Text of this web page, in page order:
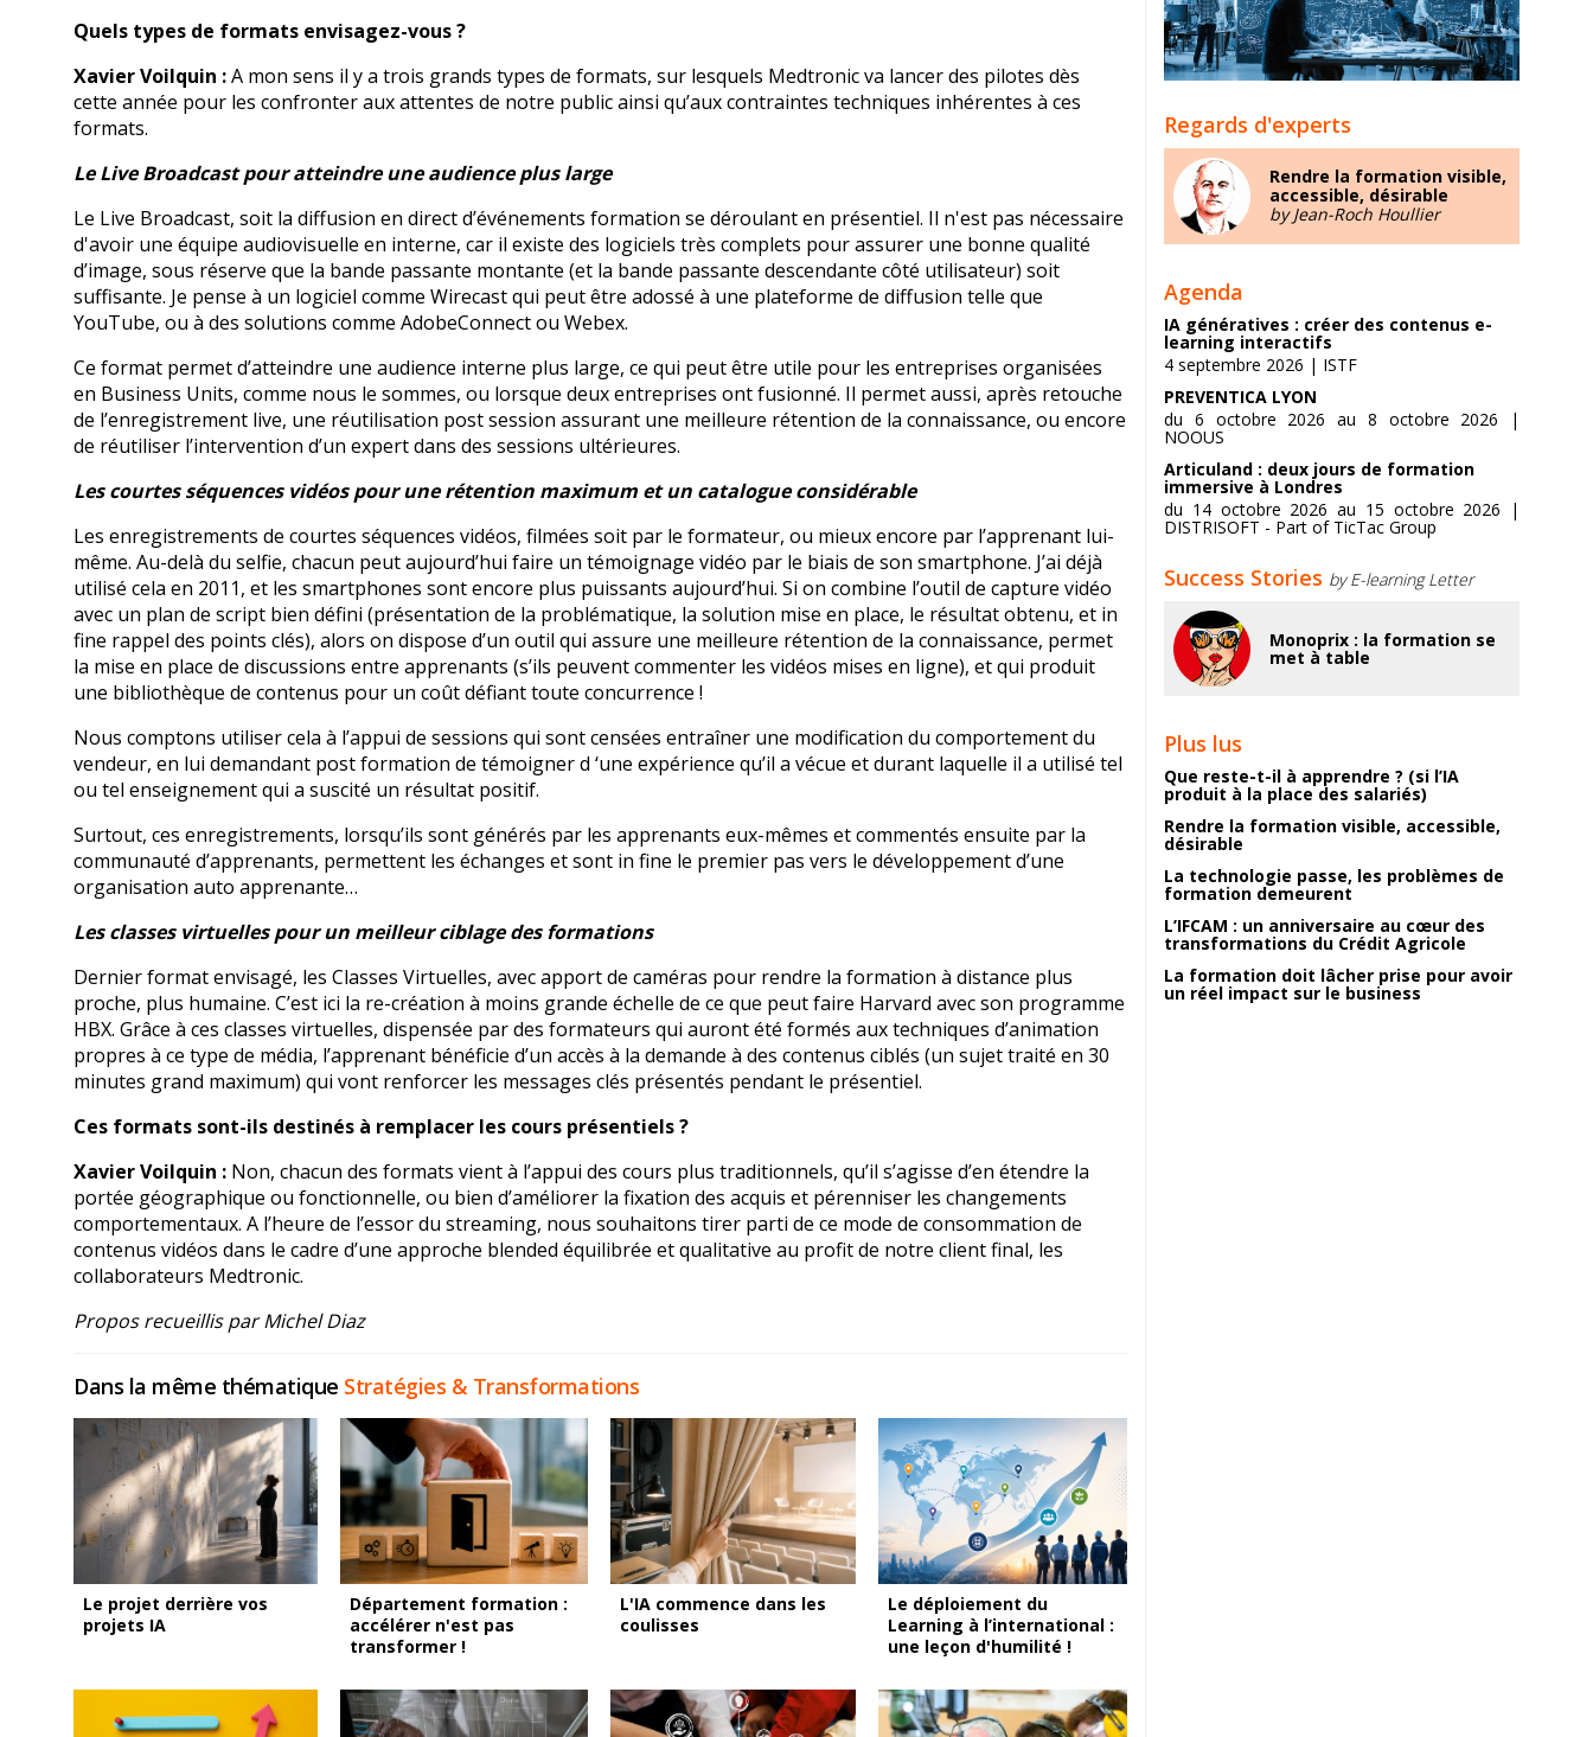
Quels types de formats envisagez-vous ?
Xavier Voilquin :A mon sens il y a trois grands types de formats, sur lesquels Medtronic va lancer des pilotes dès
cette année pour les confronter aux attentes de notre public ainsi qu’aux contraintes techniques inhérentes à ces
formats.
Le Live Broadcast pour atteindre une audience plus large
Le Live Broadcast, soit la diffusion en direct d’événements formation se déroulant en présentiel. Il n'est pas nécessaire
d'avoir une équipe audiovisuelle en interne, car il existe des logiciels très complets pour assurer une bonne qualité
d’image, sous réserve que la bande passante montante (et la bande passante descendante côté utilisateur) soit
suffisante. Je pense à un logiciel comme Wirecast qui peut être adossé à une plateforme de diffusion telle que
YouTube, ou à des solutions comme AdobeConnect ou Webex.
Ce format permet d’atteindre une audience interne plus large, ce qui peut être utile pour les entreprises organisées
en Business Units, comme nous le sommes, ou lorsque deux entreprises ont fusionné. Il permet aussi, après retouche
de l’enregistrement live, une réutilisation post session assurant une meilleure rétention de la connaissance, ou encore
de réutiliser l’intervention d’un expert dans des sessions ultérieures.
Les courtes séquences vidéos pour une rétention maximum et un catalogue considérable
Les enregistrements de courtes séquences vidéos, filmées soit par le formateur, ou mieux encore par l’apprenant lui-
même. Au-delà du selfie, chacun peut aujourd’hui faire un témoignage vidéo par le biais de son smartphone. J’ai déjà
utilisé cela en 2011, et les smartphones sont encore plus puissants aujourd’hui. Si on combine l’outil de capture vidéo
avec un plan de script bien défini (présentation de la problématique, la solution mise en place, le résultat obtenu, et in
fine rappel des points clés), alors on dispose d’un outil qui assure une meilleure rétention de la connaissance, permet
la mise en place de discussions entre apprenants (s’ils peuvent commenter les vidéos mises en ligne), et qui produit
une bibliothèque de contenus pour un coût défiant toute concurrence !
Nous comptons utiliser cela à l’appui de sessions qui sont censées entraîner une modification du comportement du
vendeur, en lui demandant post formation de témoigner d ‘une expérience qu’il a vécue et durant laquelle il a utilisé tel
ou tel enseignement qui a suscité un résultat positif.
Surtout, ces enregistrements, lorsqu’ils sont générés par les apprenants eux-mêmes et commentés ensuite par la
communauté d’apprenants, permettent les échanges et sont in fine le premier pas vers le développement d’une
organisation auto apprenante
Les classes virtuelles pour un meilleur ciblage des formations
Dernier format envisagé, les Classes Virtuelles, avec apport de caméras pour rendre la formation à distance plus
proche, plus humaine. C’est ici la re-création à moins grande échelle de ce que peut faire Harvard avec son programme
HBX. Grâce à ces classes virtuelles, dispensée par des formateurs qui auront été formés aux techniques d’animation
propres à ce type de média, l’apprenant bénéficie d’un accès à la demande à des contenus ciblés (un sujet traité en 30
minutes grand maximum) qui vont renforcer les messages clés présentés pendant le présentiel.
Ces formats sont-ils destinés à remplacer les cours présentiels ?
Xavier Voilquin : Non, chacun des formats vient à l’appui des cours plus traditionnels, qu’il s’agisse d’en étendre la
portée géographique ou fonctionnelle, ou bien d’améliorer la fixation des acquis et pérenniser les changements
comportementaux. A l’heure de l’essor du streaming, nous souhaitons tirer parti de ce mode de consommation de
contenus vidéos dans le cadre d’une approche blended équilibrée et qualitative au profit de notre client final, les
collaborateurs Medtronic.
Propos recueillis par Michel Diaz
Dans la même thématique Stratégies & Transformations
Le projet derrière vos
projets IA
Département formation :
accélérer n'est pas
transformer !
L'IA commence dans les
coulisses
Le déploiement du
Learning à l’international :
une leçon d'humilité !
Regards d'experts
Rendre la formation visible,
accessible, désirable
by Jean-Roch Houllier
Agenda
IA génératives : créer des contenus e-
learning interactifs
4 septembre 2026 | ISTF
PREVENTICA LYON
du 6 octobre 2026 au 8 octobre 2026 |
NOOUS
Articuland : deux jours de formation
immersive à Londres
du 14 octobre 2026 au 15 octobre 2026 |
DISTRISOFT - Part of TicTac Group
Success Stories by E-learning Letter
Monoprix : la formation se
met à table
Plus lus
Que reste-t-il à apprendre ? (si l’IA
produit à la place des salariés)
Rendre la formation visible, accessible,
désirable
La technologie passe, les problèmes de
formation demeurent
L’IFCAM : un anniversaire au cœur des
transformations du Crédit Agricole
La formation doit lâcher prise pour avoir
un réel impact sur le business